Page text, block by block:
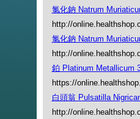
氯化鈉 Natrum
http://
氯化鈉 Natrum
http://
鉑 Platinum Metallicum
https://
白頭翁 Pulsatilla
http://